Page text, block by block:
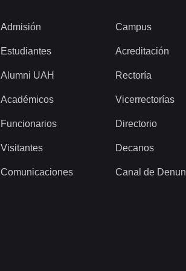
Admisión
Estudiantes
Alumni UAH
Académicos
Funcionarios
Visitantes
Comunicaciones
Campus
Acreditación
Rectoría
Vicerrectorías
Directorio
Decanos
Canal de